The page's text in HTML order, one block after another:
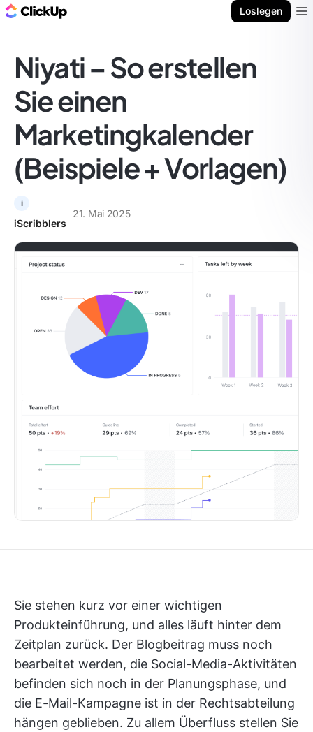
Loslegen
Niyati – So erstellen
Sie einen
Marketingkalender
(Beispiele + Vorlagen)
i
iScribblers
21. Mai 2025
Sie stehen kurz vor einer wichtigen
Produkteinführung, und alles läuft hinter dem
Zeitplan zurück. Der Blogbeitrag muss noch
bearbeitet werden, die Social-Media-Aktivitäten
befinden sich noch in der Planungsphase, und
die E-Mail-Kampagne ist in der Rechtsabteilung
hängen geblieben. Zu allem Überfluss stellen Sie